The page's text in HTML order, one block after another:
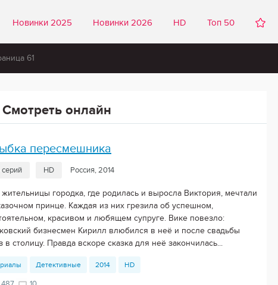
Новинки 2025 Новинки 2026 HD Топ 50
61
онлайн
пересмешника
серий HD Россия, 2014
городка, где родилась и выросла Виктория, мечтали
принце. Каждая из них грезила об успешном,
красивом и любящем супруге. Вике повезло:
бизнесмен Кирилл влюбился в неё и после свадьбы
в столицу. Правда вскоре сказка для неё закончилась...
Детективные 2014 HD